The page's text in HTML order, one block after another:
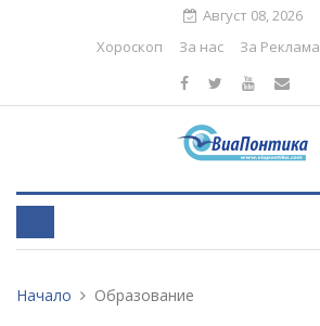
Август 08, 2026
Хороскоп
За нас За Реклама
Начало Образование